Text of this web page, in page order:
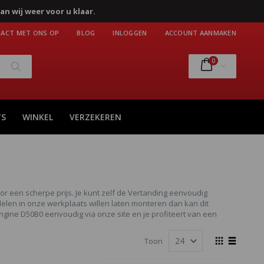
wij weer voor u klaar.
MET ONS OP BLOG INLOGGEN ACCOUNT AANMAKEN
Cart
0producten
WINKEL VERZEKEREN
een scherpe prijs. Je kunt zelf de Vertanding eenvoudig
in onze werkplaats willen laten monteren dan kan dit
D50B0 eenvoudig via onze site en je profiteert van een
Tonen
Toon